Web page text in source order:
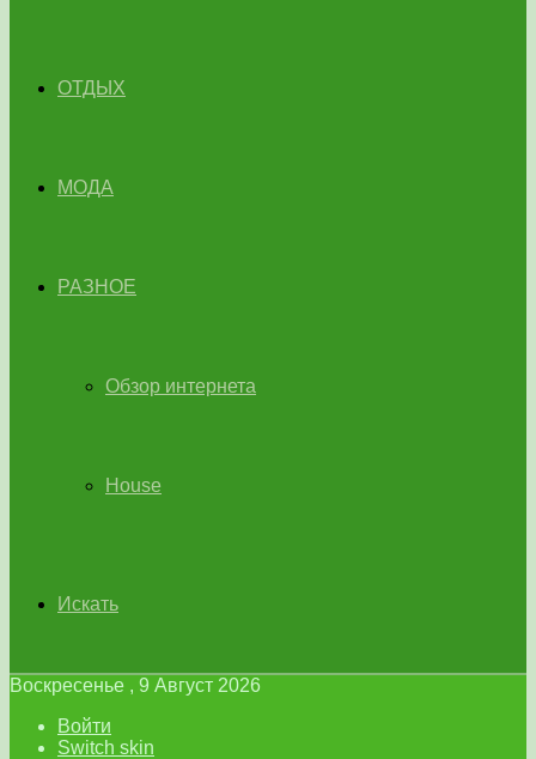
ОТДЫХ
МОДА
РАЗНОЕ
Обзор интернета
House
Искать
Воскресенье , 9 Август 2026
Войти
Switch skin